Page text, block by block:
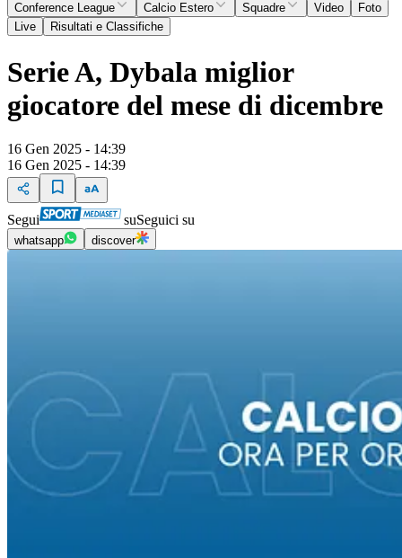
Conference League
Calcio Estero Squadre Video
Foto
Live
Risultati e Classifiche
Serie A, Dybala miglior
giocatore del mese di dicembre
16 Gen 2025 - 14:39
16 Gen 2025 - 14:39
Segui suSeguici su
whatsapp discover